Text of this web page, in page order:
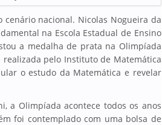
nacional. Nicolas Nogueira da
na Escola Estadual de Ensino
a medalha de prata na Olimpíada
realizada pelo Instituto de Matemática
o estudo da Matemática e revelar
a Olimpíada acontece todos os anos
foi contemplado com uma bolsa de